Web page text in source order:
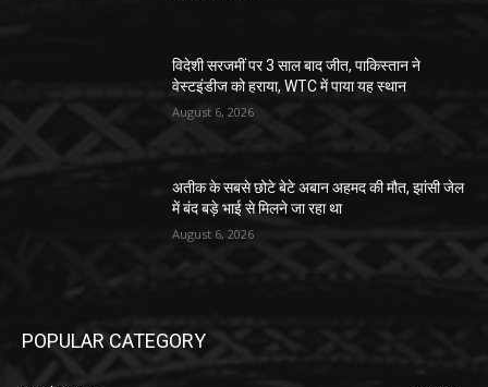
विदेशी सरजमीं पर 3 साल बाद जीत, पाकिस्तान ने
वेस्टइंडीज को हराया, WTC में पाया यह स्थान
August 6, 2026
अतीक के सबसे छोटे बेटे अबान अहमद की मौत, झांसी जेल
में बंद बड़े भाई से मिलने जा रहा था
August 6, 2026
POPULAR CATEGORY